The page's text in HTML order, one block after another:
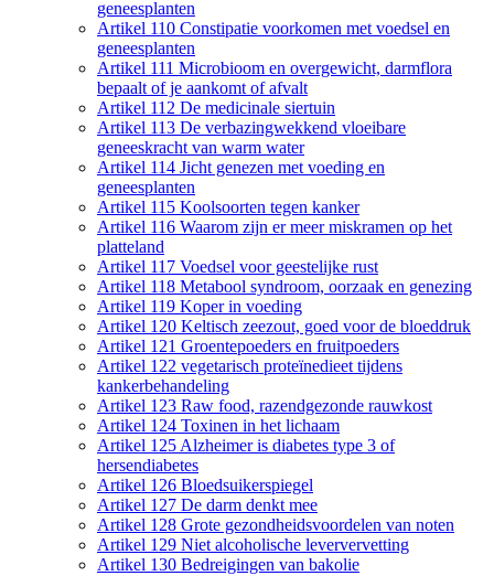
geneesplanten
Artikel 110 Constipatie voorkomen met voedsel en
geneesplanten
Artikel 111 Microbioom en overgewicht, darmflora
bepaalt of je aankomt of afvalt
Artikel 112 De medicinale siertuin
Artikel 113 De verbazingwekkend vloeibare
geneeskracht van warm water
Artikel 114 Jicht genezen met voeding en
geneesplanten
Artikel 115 Koolsoorten tegen kanker
Artikel 116 Waarom zijn er meer miskramen op het
platteland
Artikel 117 Voedsel voor geestelijke rust
Artikel 118 Metabool syndroom, oorzaak en genezing
Artikel 119 Koper in voeding
Artikel 120 Keltisch zeezout, goed voor de bloeddruk
Artikel 121 Groentepoeders en fruitpoeders
Artikel 122 vegetarisch proteïnedieet tijdens
kankerbehandeling
Artikel 123 Raw food, razendgezonde rauwkost
Artikel 124 Toxinen in het lichaam
Artikel 125 Alzheimer is diabetes type 3 of
hersendiabetes
Artikel 126 Bloedsuikerspiegel
Artikel 127 De darm denkt mee
Artikel 128 Grote gezondheidsvoordelen van noten
Artikel 129 Niet alcoholische leververvetting
Artikel 130 Bedreigingen van bakolie